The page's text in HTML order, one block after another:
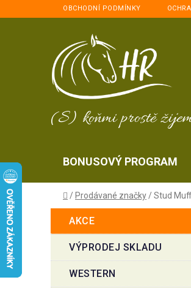
na
OBCHODNÍ PODMÍNKY
(S) koňmi prostě
BONUSOVÝ PROGRAM
Domů
/ Prodávané značky /Stud
o
t
kategorie
AKCE
VÝPRODEJ SKLADU
WESTERN